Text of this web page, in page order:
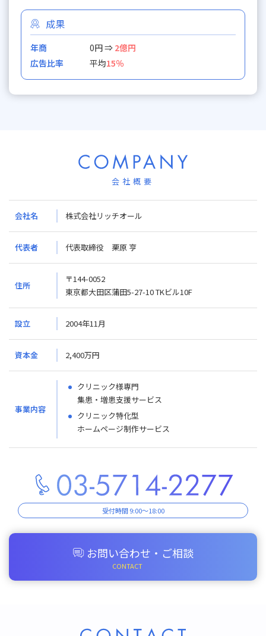
成果
年商 0円 ⇒ 2億円
広告比率
平均15％
会社概要
会社名 株式会社リッチオール
代表者 代表取締役 栗原 亨
住所
〒144-0052
東京都大田区蒲田5-27-10 TKビル10F
設立 2004年11月
資本金 2,400万円
事業内容
クリニック様専門
集患・増患支援サービス
クリニック特化型
ホームページ制作サービス
受付時間 9:00～18:00
お問い合わせ・ご相談